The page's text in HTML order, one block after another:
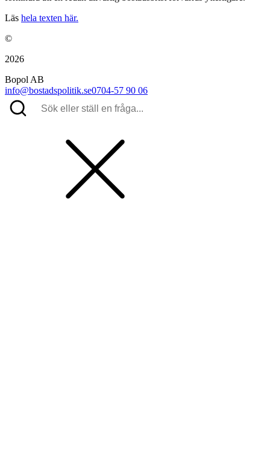
Läs hela texten här.
©
2026
Bopol AB
info@bostadspolitik.se0704-57 90 06